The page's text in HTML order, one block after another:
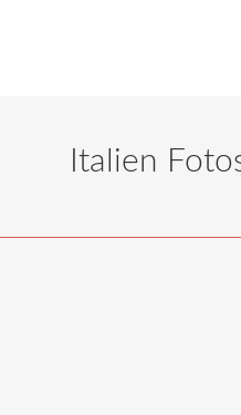
Italien